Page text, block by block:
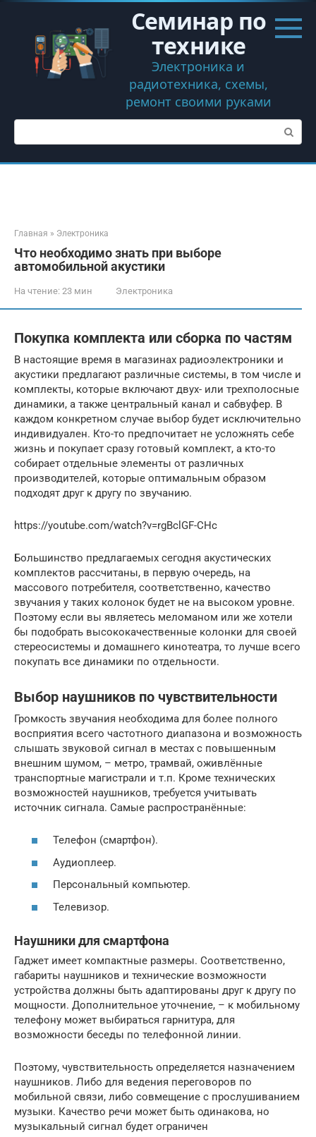
Перейти
контенту
Семинар по
технике
Электроника и
радиотехника, схемы,
ремонт своими руками
Поиск:
Главная » Электроника
Что необходимо знать при выборе
автомобильной акустики
На чтение: 23 мин Электроника
Покупка комплекта или сборка по частям
В настоящие время в магазинах радиоэлектроники и
акустики предлагают различные системы, в том числе и
комплекты, которые включают двух- или трехполосные
динамики, а также центральный канал и сабвуфер. В
каждом конкретном случае выбор будет исключительно
индивидуален. Кто-то предпочитает не усложнять себе
жизнь и покупает сразу готовый комплект, а кто-то
собирает отдельные элементы от различных
производителей, которые оптимальным образом
подходят друг к другу по звучанию.
https://youtube.com/watch?v=rgBclGF-CHc
Большинство предлагаемых сегодня акустических
комплектов рассчитаны, в первую очередь, на
массового потребителя, соответственно, качество
звучания у таких колонок будет не на высоком уровне.
Поэтому если вы являетесь меломаном или же хотели
бы подобрать высококачественные колонки для своей
стереосистемы и домашнего кинотеатра, то лучше всего
покупать все динамики по отдельности.
Выбор наушников по чувствительности
Громкость звучания необходима для более полного
восприятия всего частотного диапазона и возможность
слышать звуковой сигнал в местах с повышенным
внешним шумом, – метро, трамвай, оживлённые
транспортные магистрали и т.п. Кроме технических
возможностей наушников, требуется учитывать
источник сигнала. Самые распространённые:
Телефон (смартфон).
Аудиоплеер.
Персональный компьютер.
Телевизор.
Наушники для смартфона
Гаджет имеет компактные размеры. Соответственно,
габариты наушников и технические возможности
устройства должны быть адаптированы друг к другу по
мощности. Дополнительное уточнение, – к мобильному
телефону может выбираться гарнитура, для
возможности беседы по телефонной линии.
Поэтому, чувствительность определяется назначением
наушников. Либо для ведения переговоров по
мобильной связи, либо совмещение с прослушиванием
музыки. Качество речи может быть одинакова, но
музыкальный сигнал будет ограничен